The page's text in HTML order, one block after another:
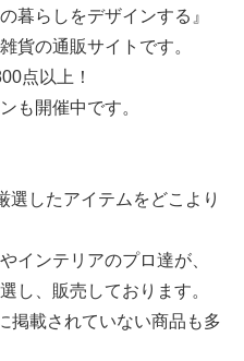
暮らしをデザインする』
貨の通販サイトです。
点以上！
も開催中です。
選したアイテムをどこより
インテリアのプロ達が、
し、販売しております。
掲載されていない商品も多